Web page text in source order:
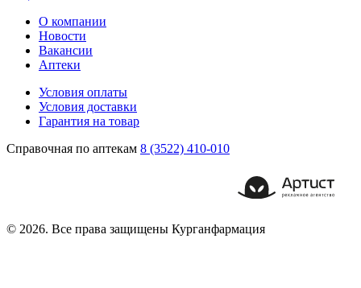
О компании
Новости
Вакансии
Аптеки
Условия оплаты
Условия доставки
Гарантия на товар
Справочная по аптекам 8 (3522) 410-010
© 2026. Все права защищены Курганфармация